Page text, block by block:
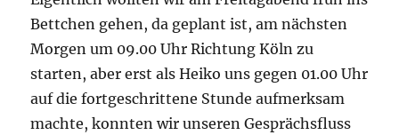
Bettchen gehen, da geplant ist, am nächsten
Morgen um 09.00 Uhr Richtung Köln zu
starten, aber erst als Heiko uns gegen 01.00 Uhr
auf die fortgeschrittene Stunde aufmerksam
machte, konnten wir unseren Gesprächsfluss